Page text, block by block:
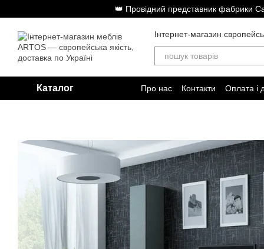
Перейти до основного контенту👑 Провідний представник фабрики
Інтернет-магазин
Каталог Про нас Контакти Оплата і